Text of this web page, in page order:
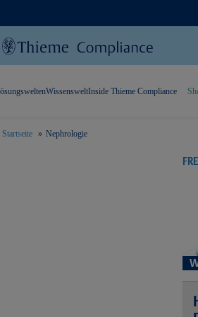
WissensweltInside Thieme Compliance
Startseite Nephrologie